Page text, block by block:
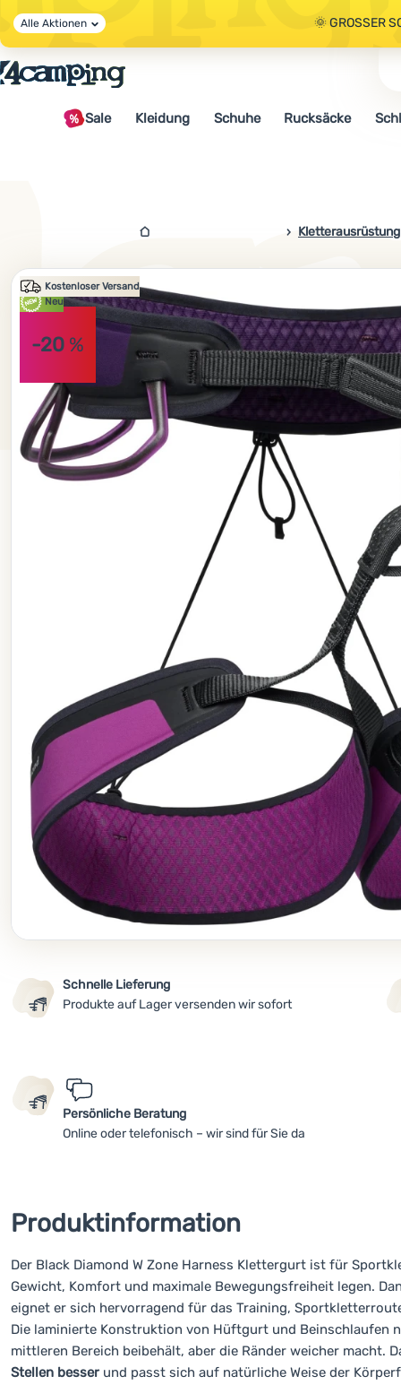
🌞 GROSSER
🤫 - 10 % AUF
🌞 GROSSER
Alle Aktionen
Sale Kleidung Schuhe Rucksäcke
4camping.at
Kletterausrüstung
Schnelle Lieferung
Produkte auf Lager versenden wir sofort
Persönliche Beratung
Online oder telefonisch – wir sind für Sie da
FotoKostenloser Versand
Neu
-20 %
Produktinformation
Der Black Diamond W Zone Harness Klettergurt ist für
Gewicht, Komfort und maximale Bewegungsfreiheit legen.
eignet er sich hervorragend für das Training,
Die laminierte Konstruktion von Hüftgurt und Beinschlaufen
mittleren Bereich beibehält, aber die Ränder weicher macht.
Stellen besserund passt sich auf natürliche Weise der